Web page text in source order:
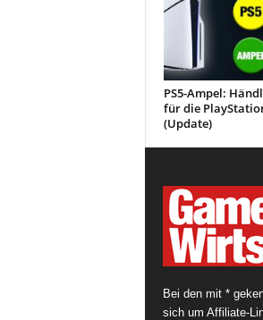
PS5-Ampel:
für die
(Update)
Bei den mit *
sich um Affiliate-